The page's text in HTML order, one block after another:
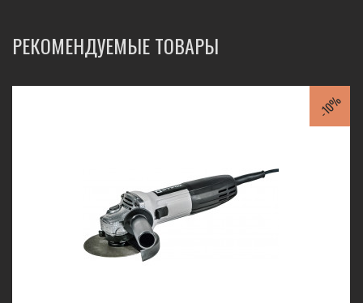
РЕКОМЕНДУЕМЫЕ ТОВАРЫ
-10%